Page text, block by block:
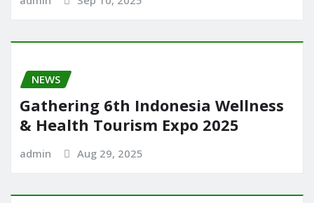
NEWS
Gathering 6th Indonesia Wellness
& Health Tourism Expo 2025
admin Aug 29, 2025